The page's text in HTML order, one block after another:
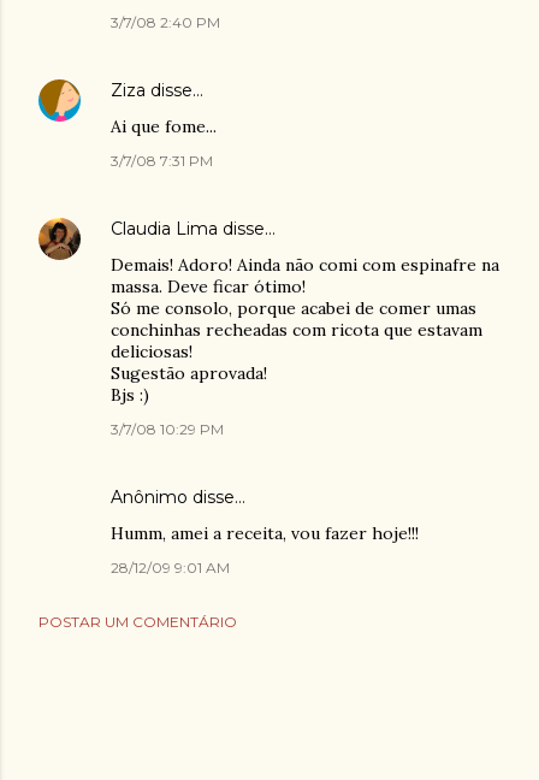
3/7/08 2:40 PM
Ziza disse…
Ai que fome...
3/7/08 7:31 PM
Claudia Lima disse…
Demais! Adoro! Ainda não comi com espinafre na
massa. Deve ficar ótimo!
Só me consolo, porque acabei de comer umas
conchinhas recheadas com ricota que estavam
deliciosas!
Sugestão aprovada!
Bjs :)
3/7/08 10:29 PM
Anônimo disse…
Humm, amei a receita, vou fazer hoje!!!
28/12/09 9:01 AM
POSTAR UM COMENTÁRIO